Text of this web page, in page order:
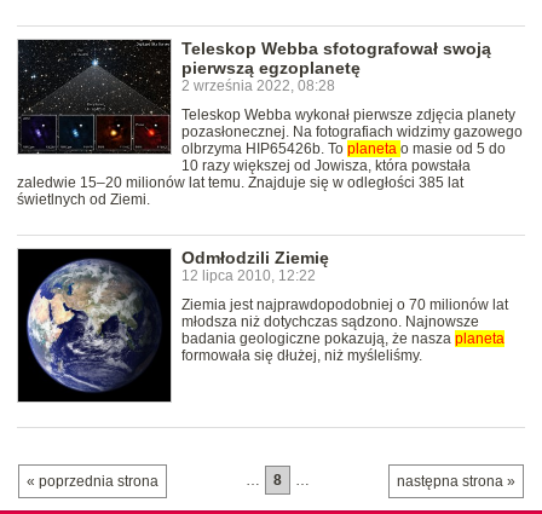
Teleskop Webba sfotografował swoją
pierwszą egzoplanetę
2 września 2022, 08:28
Teleskop Webba wykonał pierwsze zdjęcia planety
pozasłonecznej. Na fotografiach widzimy gazowego
olbrzyma HIP65426b. To planeta o masie od 5 do
10 razy większej od Jowisza, która powstała
zaledwie 15–20 milionów lat temu. Znajduje się w odległości 385 lat
świetlnych od Ziemi.
Odmłodzili Ziemię
12 lipca 2010, 12:22
Ziemia jest najprawdopodobniej o 70 milionów lat
młodsza niż dotychczas sądzono. Najnowsze
badania geologiczne pokazują, że nasza planeta
formowała się dłużej, niż myśleliśmy.
« poprzednia strona następna strona »
… 8 …